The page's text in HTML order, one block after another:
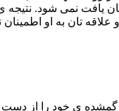
یافت نمی شود.
تان به او
ی خود را از دست